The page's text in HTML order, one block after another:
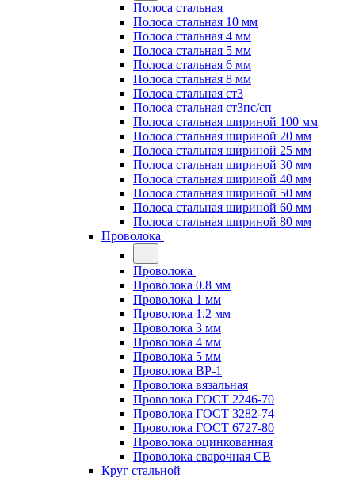
Полоса стальная
Полоса стальная 10 мм
Полоса стальная 4 мм
Полоса стальная 5 мм
Полоса стальная 6 мм
Полоса стальная 8 мм
Полоса стальная ст3
Полоса стальная ст3пс/сп
Полоса стальная шириной 100 мм
Полоса стальная шириной 20 мм
Полоса стальная шириной 25 мм
Полоса стальная шириной 30 мм
Полоса стальная шириной 40 мм
Полоса стальная шириной 50 мм
Полоса стальная шириной 60 мм
Полоса стальная шириной 80 мм
Проволока
Проволока
Проволока 0.8 мм
Проволока 1 мм
Проволока 1.2 мм
Проволока 3 мм
Проволока 4 мм
Проволока 5 мм
Проволока ВР-1
Проволока вязальная
Проволока ГОСТ 2246-70
Проволока ГОСТ 3282-74
Проволока ГОСТ 6727-80
Проволока оцинкованная
Проволока сварочная СВ
Круг стальной